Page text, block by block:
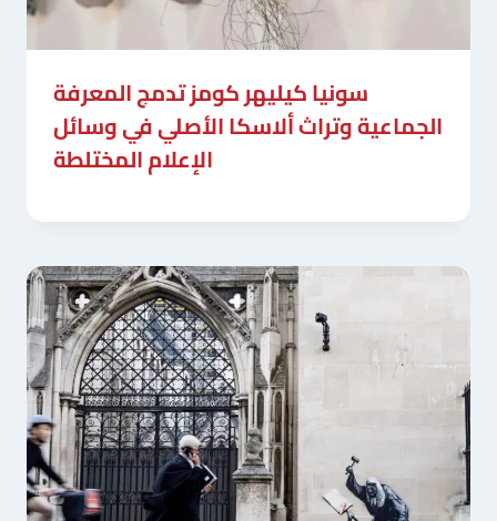
سونيا كيليهر كومز تدمج المعرفة
الجماعية وتراث ألاسكا الأصلي في وسائل
الإعلام المختلطة